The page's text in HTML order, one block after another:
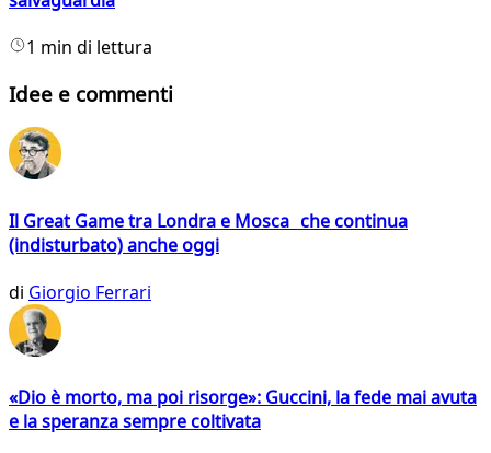
1 min di lettura
Idee e commenti
Il Great Game tra Londra e Mosca che continua
(indisturbato) anche oggi
di Giorgio Ferrari
«Dio è morto, ma poi risorge»: Guccini, la fede mai avuta
e la speranza sempre coltivata